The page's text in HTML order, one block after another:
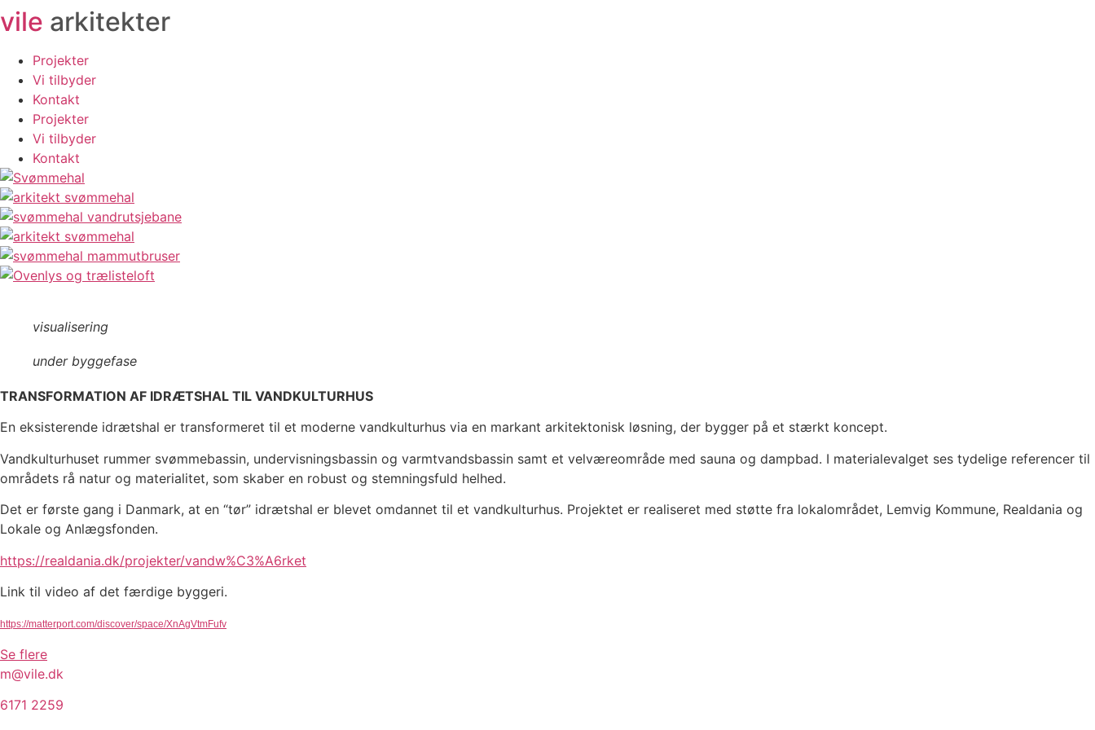
Videre
til
indhold
vile arkitekter
Projekter
Vi tilbyder
Kontakt
Projekter
Vi tilbyder
Kontakt
visualisering
under byggefase
TRANSFORMATION AF IDRÆTSHAL TIL VANDKULTURHUS
En eksisterende idrætshal er transformeret til et moderne vandkulturhus via en markant arkitektonisk løsning, der bygger på et stærkt koncept.
Vandkulturhuset rummer svømmebassin, undervisningsbassin og varmtvandsbassin samt et velværeområde med sauna og dampbad. I materialevalget ses tydelige referencer til
områdets rå natur og materialitet, som skaber en robust og stemningsfuld helhed.
Det er første gang i Danmark, at en “tør” idrætshal er blevet omdannet til et vandkulturhus. Projektet er realiseret med støtte fra lokalområdet, Lemvig Kommune, Realdania og
Lokale og Anlægsfonden.
https://realdania.dk/projekter/vandw%C3%A6rket
Link til video af det færdige byggeri.
https://matterport.com/discover/space/XnAgVtmFufv
Se flere
m@vile.dk
6171 2259